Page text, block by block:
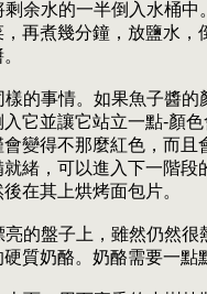
剩余水的一半倒入水桶中
再煮幾分鐘，放鹽水，
樣的事情。如果魚子醬的
入它並讓它站立一點-顏
變得不那麼紅色，而且
緒，可以進入下一階段
在其上烘烤面包片。
亮的盤子上，雖然仍然很
硬質奶酪。奶酪需要一點